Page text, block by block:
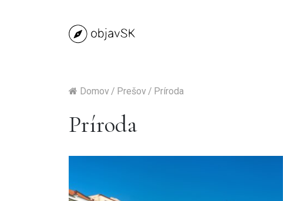
Domov/ Prešov/ Príroda
Príroda